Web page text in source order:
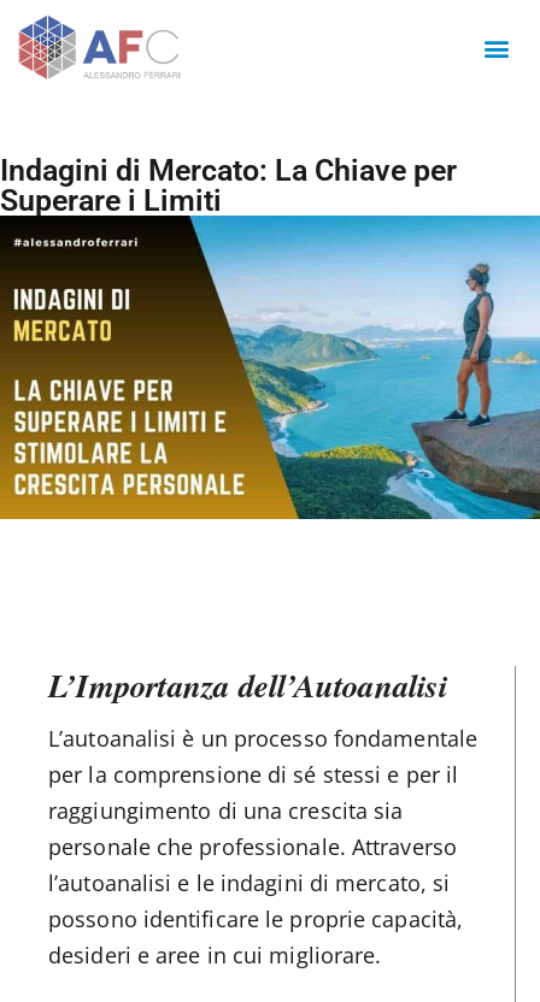
Indagini di Mercato: La Chiave per
Superare i Limiti
L’Importanza dell’Autoanalisi
L’autoanalisi è un processo fondamentale
per la comprensione di sé stessi e per il
raggiungimento di una crescita sia
personale che professionale. Attraverso
l’autoanalisi e le indagini di mercato, si
possono identificare le proprie capacità,
desideri e aree in cui migliorare.